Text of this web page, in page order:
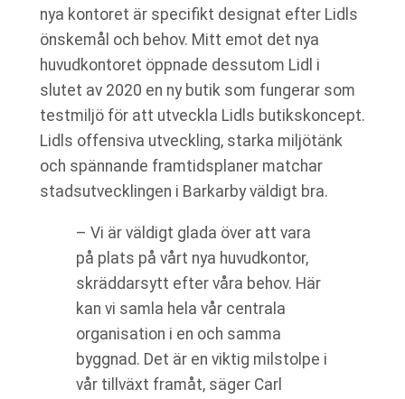
nya kontoret är specifikt designat efter Lidls
önskemål och behov. Mitt emot det nya
huvudkontoret öppnade dessutom Lidl i
slutet av 2020 en ny butik som fungerar som
testmiljö för att utveckla Lidls butikskoncept.
Lidls offensiva utveckling, starka miljötänk
och spännande framtidsplaner matchar
stadsutvecklingen i Barkarby väldigt bra.
– Vi är väldigt glada över att vara
på plats på vårt nya huvudkontor,
skräddarsytt efter våra behov. Här
kan vi samla hela vår centrala
organisation i en och samma
byggnad. Det är en viktig milstolpe i
vår tillväxt framåt, säger Carl